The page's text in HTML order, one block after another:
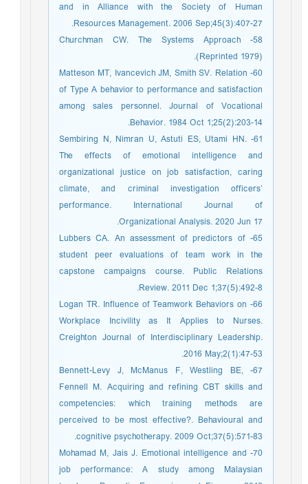
and in Alliance with the Society of Human
Resources Management. 2006 Sep;45(3):407-27.
58- Churchman CW. The Systems Approach
(Reprinted 1979).
60- Matteson MT, Ivancevich JM, Smith SV. Relation
of Type A behavior to performance and satisfaction
among sales personnel. Journal of Vocational
Behavior. 1984 Oct 1;25(2):203-14.
61- Sembiring N, Nimran U, Astuti ES, Utami HN.
The effects of emotional intelligence and
organizational justice on job satisfaction, caring
climate, and criminal investigation officers’
performance. International Journal of
Organizational Analysis. 2020 Jun 17.
65- Lubbers CA. An assessment of predictors of
student peer evaluations of team work in the
capstone campaigns course. Public Relations
Review. 2011 Dec 1;37(5):492-8.
66- Logan TR. Influence of Teamwork Behaviors on
Workplace Incivility as It Applies to Nurses.
Creighton Journal of Interdisciplinary Leadership.
2016 May;2(1):47-53.
67- Bennett-Levy J, McManus F, Westling BE,
Fennell M. Acquiring and refining CBT skills and
competencies: which training methods are
perceived to be most effective?. Behavioural and
cognitive psychotherapy. 2009 Oct;37(5):571-83.
70- Mohamad M, Jais J. Emotional intelligence and
job performance: A study among Malaysian